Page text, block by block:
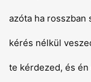
azóta ha rosszban
kérés nélkül
te kérdezed, és